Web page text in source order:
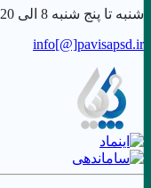
شنبه تا پنج شنبه 8 الی 20:
info[@]pavisapsd.ir